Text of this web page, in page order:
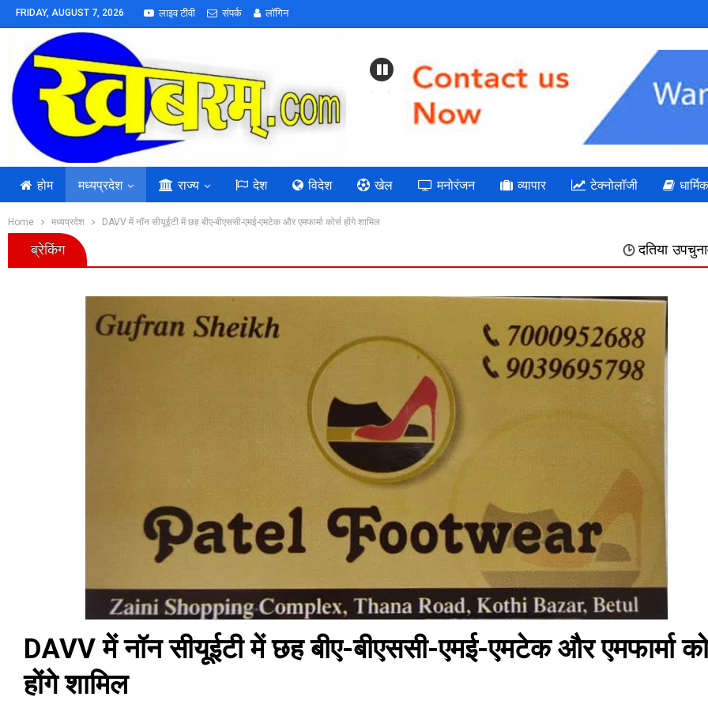
FRIDAY, AUGUST 7, 2026 लाइव टीवी संपर्क लॉगिन
Previous
होम मध्यप्रदेश राज्य देश विदेश खेल मनोरंजन व्यापार टेक्नोलॉजी धार्मिक
Home मध्यप्रदेश DAVV में नॉन सीयूईटी में छह बीए-बीएससी-एमई-एमटेक और एमफार्मा कोर्स होंगे शामिल
ब्रेकिंग दतिया उपचुनाव " भाजपा: गलत
DAVV में नॉन सीयूईटी में छह बीए-बीएससी-एमई-एमटेक और एमफार्मा
होंगे शामिल